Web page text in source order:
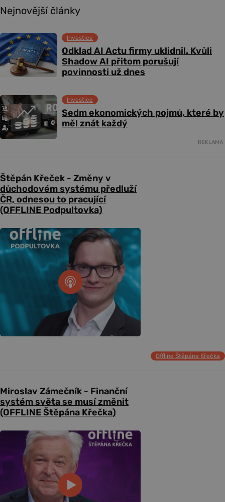
Nejnovější články
Odklad AI Actu firmy uklidnil. Kvůli
Shadow AI přitom porušují
povinnosti už dnes
Investice
Sedm ekonomických pojmů, které by
měl znát každý
Investice
REKLAMA
Štěpán Křeček - Změny v
důchodovém systému předluží
ČR, odnesou to pracující
(OFFLINE Podpultovka)
Offline Štěpána Křečka
Miroslav Zámečník - Finanční
systém světa se musí změnit
(OFFLINE Štěpána Křečka)